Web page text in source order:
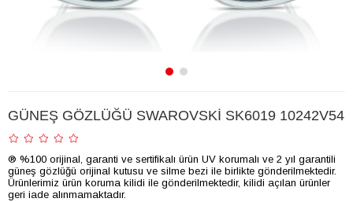
GÜNEŞ GÖZLÜĞÜ SWAROVSKİ SK6019 10242V54
® %100 orijinal, garanti ve sertifikalı ürün UV korumalı ve 2 yıl garantili
güneş gözlüğü orijinal kutusu ve silme bezi ile birlikte gönderilmektedir.
Ürünlerimiz ürün koruma kilidi ile gönderilmektedir, kilidi açılan ürünler
geri iade alınmamaktadır.